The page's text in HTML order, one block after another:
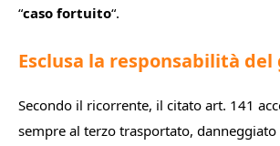
“caso fortuito“.
Esclusa la responsabilità
Secondo il ricorrente, il citato art. 141
sempre al terzo trasportato,